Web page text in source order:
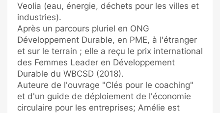
Veolia (eau, énergie, déchets pour les villes et
industries).
Après un parcours pluriel en ONG
Développement Durable, en PME, à l'étranger
et sur le terrain ; elle a reçu le prix international
des Femmes Leader en Développement
Durable du WBCSD (2018).
Auteure de l'ouvrage "Clés pour le coaching"
et d'un guide de déploiement de l'économie
circulaire pour les entreprises; Amélie est